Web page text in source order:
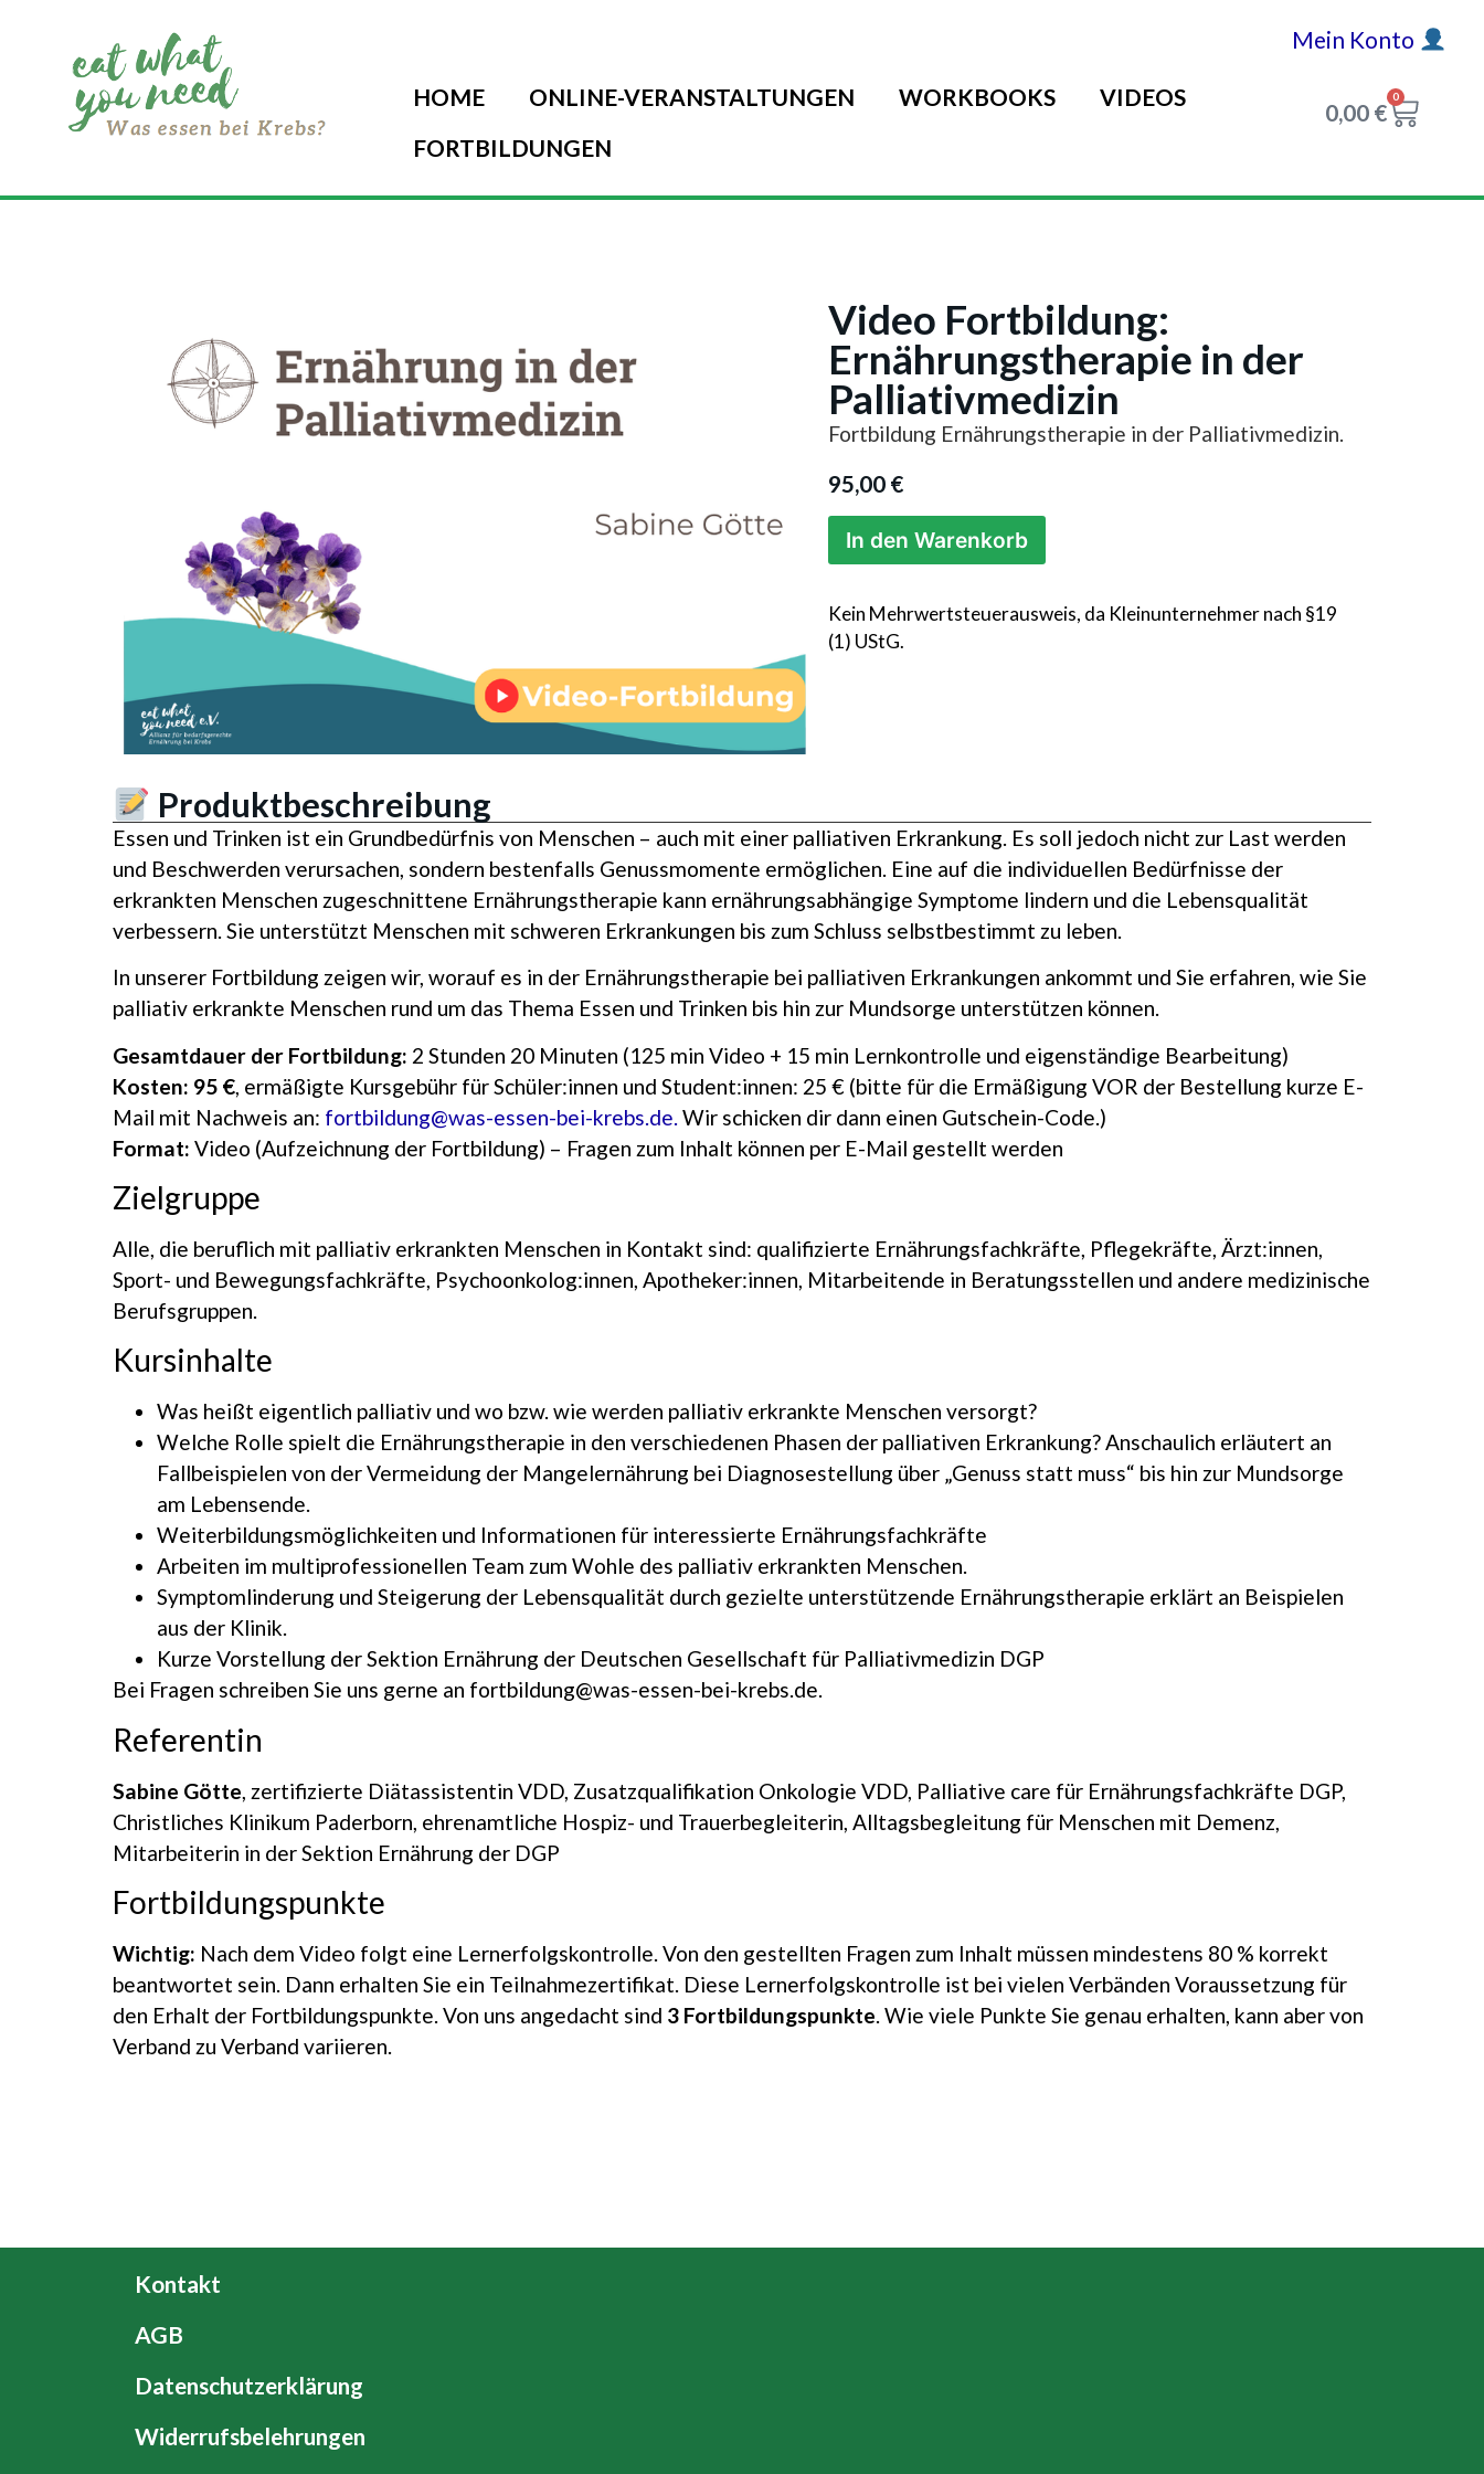
Mein Konto
0,00 €
0
HOME ONLINE-VERANSTALTUNGEN WORKBOOKS
VIDEOS
FORTBILDUNGEN
Video Fortbildung:
Ernährungstherapie in der
Palliativmedizin
Fortbildung Ernährungstherapie in der Palliativmedizin.
95,00 €
In den Warenkorb
Kein Mehrwertsteuerausweis, da Kleinunternehmer nach §19
(1) UStG.
Produktbeschreibung
Essen und Trinken ist ein Grundbedürfnis von Menschen – auch mit einer palliativen Erkrankung. Es soll jedoch nicht zur Last werden
und Beschwerden verursachen, sondern bestenfalls Genussmomente ermöglichen. Eine auf die individuellen Bedürfnisse der
erkrankten Menschen zugeschnittene Ernährungstherapie kann ernährungsabhängige Symptome lindern und die Lebensqualität
verbessern. Sie unterstützt Menschen mit schweren Erkrankungen bis zum Schluss selbstbestimmt zu leben.
In unserer Fortbildung zeigen wir, worauf es in der Ernährungstherapie bei palliativen Erkrankungen ankommt und Sie erfahren, wie Sie
palliativ erkrankte Menschen rund um das Thema Essen und Trinken bis hin zur Mundsorge unterstützen können.
Gesamtdauer der Fortbildung: 2 Stunden 20 Minuten (125 min Video + 15 min Lernkontrolle und eigenständige Bearbeitung)
Kosten: 95 € , ermäßigte Kursgebühr für Schüler:innen und Student:innen: 25 € (bitte für die Ermäßigung VOR der Bestellung kurze E-
Mail mit Nachweis an: fortbildung@was-essen-bei-krebs.de. Wir schicken dir dann einen Gutschein-Code.)
Format: Video (Aufzeichnung der Fortbildung) – Fragen zum Inhalt können per E-Mail gestellt werden
Zielgruppe
Alle, die beruflich mit palliativ erkrankten Menschen in Kontakt sind: qualifizierte Ernährungsfachkräfte, Pflegekräfte, Ärzt:innen,
Sport- und Bewegungsfachkräfte, Psychoonkolog:innen, Apotheker:innen, Mitarbeitende in Beratungsstellen und andere medizinische
Berufsgruppen.
Kursinhalte
Was heißt eigentlich palliativ und wo bzw. wie werden palliativ erkrankte Menschen versorgt?
Welche Rolle spielt die Ernährungstherapie in den verschiedenen Phasen der palliativen Erkrankung? Anschaulich erläutert an
Fallbeispielen von der Vermeidung der Mangelernährung bei Diagnosestellung über „Genuss statt muss“ bis hin zur Mundsorge
am Lebensende.
Weiterbildungsmöglichkeiten und Informationen für interessierte Ernährungsfachkräfte
Arbeiten im multiprofessionellen Team zum Wohle des palliativ erkrankten Menschen.
Symptomlinderung und Steigerung der Lebensqualität durch gezielte unterstützende Ernährungstherapie erklärt an Beispielen
aus der Klinik.
Kurze Vorstellung der Sektion Ernährung der Deutschen Gesellschaft für Palliativmedizin DGP
Bei Fragen schreiben Sie uns gerne an fortbildung@was-essen-bei-krebs.de.
Referentin
Sabine Götte, zertifizierte Diätassistentin VDD, Zusatzqualifikation Onkologie VDD, Palliative care für Ernährungsfachkräfte DGP,
Christliches Klinikum Paderborn, ehrenamtliche Hospiz- und Trauerbegleiterin, Alltagsbegleitung für Menschen mit Demenz,
Mitarbeiterin in der Sektion Ernährung der DGP
Fortbildungspunkte
Wichtig: Nach dem Video folgt eine Lernerfolgskontrolle. Von den gestellten Fragen zum Inhalt müssen mindestens 80 % korrekt
beantwortet sein. Dann erhalten Sie ein Teilnahmezertifikat. Diese Lernerfolgskontrolle ist bei vielen Verbänden Voraussetzung für
den Erhalt der Fortbildungspunkte. Von uns angedacht sind 3 Fortbildungspunkte. Wie viele Punkte Sie genau erhalten, kann aber von
Verband zu Verband variieren.
Kontakt
AGB
Datenschutzerklärung
Widerrufsbelehrungen